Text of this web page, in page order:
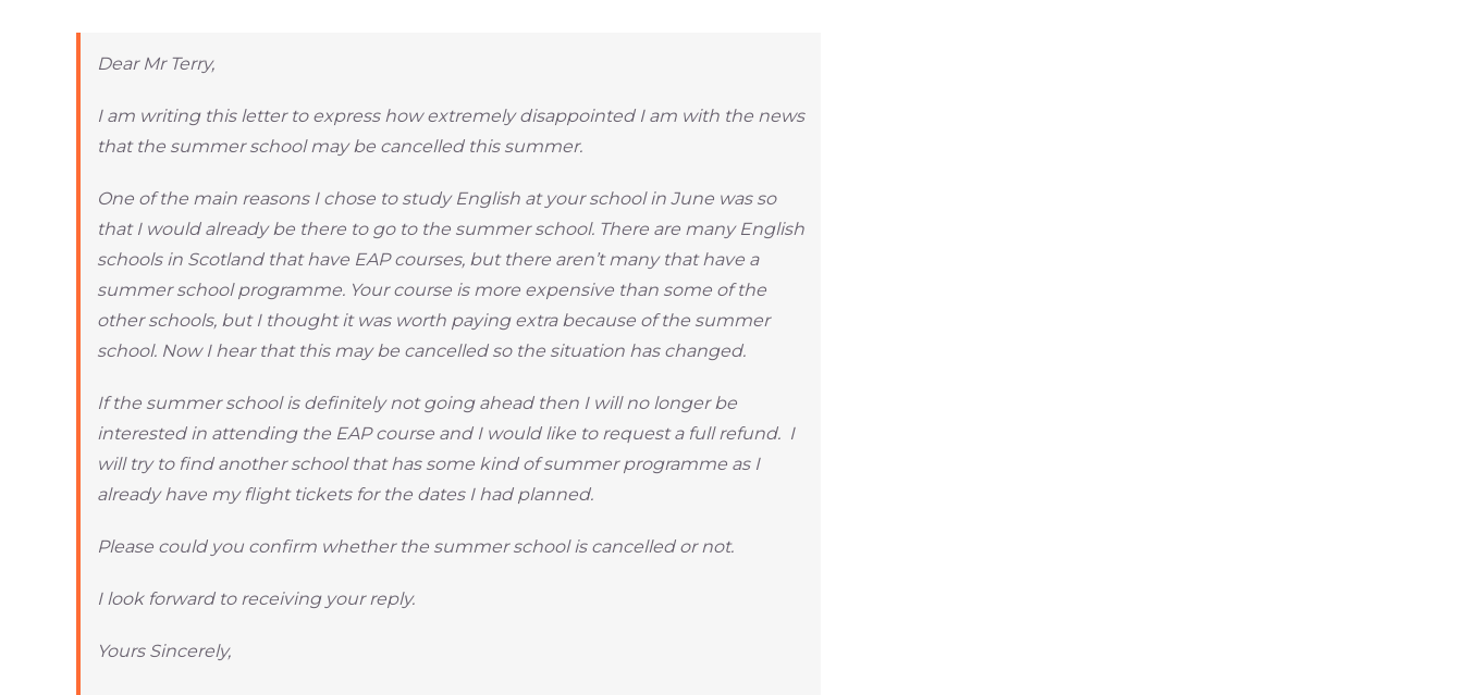
Dear Mr Terry,
I am writing this letter to express how extremely disappointed I am with the news
that the summer school may be cancelled this summer.
One of the main reasons I chose to study English at your school in June was so
that I would already be there to go to the summer school. There are many English
schools in Scotland that have EAP courses, but there aren’t many that have a
summer school programme. Your course is more expensive than some of the
other schools, but I thought it was worth paying extra because of the summer
school. Now I hear that this may be cancelled so the situation has changed.
If the summer school is definitely not going ahead then I will no longer be
interested in attending the EAP course and I would like to request a full refund. I
will try to find another school that has some kind of summer programme as I
already have my flight tickets for the dates I had planned.
Please could you confirm whether the summer school is cancelled or not.
I look forward to receiving your reply.
Yours Sincerely,